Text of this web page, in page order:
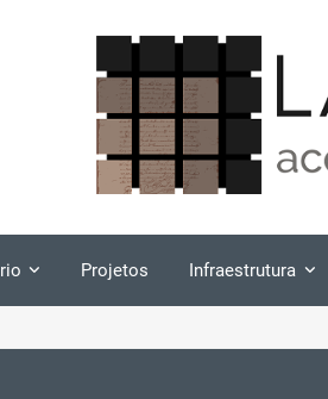
Projetos Infraestrutura